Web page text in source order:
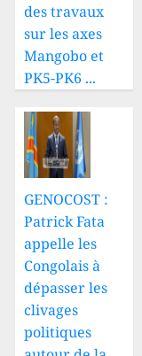
des travaux
sur les axes
Mangobo et
PK5-PK6 ...
GENOCOST :
Patrick Fata
appelle les
Congolais à
dépasser les
clivages
politiques